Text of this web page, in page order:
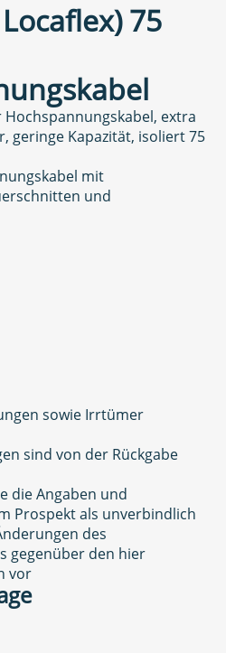
75
extra
geringe Kapazität, isoliert 75
mit
und
sowie Irrtümer
sind von der Rückgabe
die Angaben und
Prospekt als unverbindlich
des
gegenüber den hier
vor